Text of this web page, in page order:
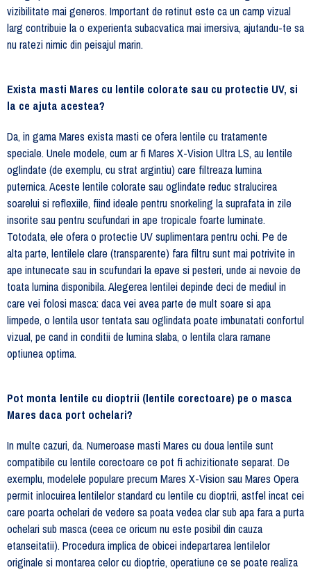
vizibilitate mai generos. Important de retinut este ca un camp vizual
larg contribuie la o experienta subacvatica mai imersiva, ajutandu-te sa
nu ratezi nimic din peisajul marin.
Exista masti Mares cu lentile colorate sau cu protectie UV, si
la ce ajuta acestea?
Da, in gama Mares exista masti ce ofera lentile cu tratamente
speciale. Unele modele, cum ar fi Mares X-Vision Ultra LS, au lentile
oglindate (de exemplu, cu strat argintiu) care filtreaza lumina
puternica. Aceste lentile colorate sau oglindate reduc stralucirea
soarelui si reflexiile, fiind ideale pentru snorkeling la suprafata in zile
insorite sau pentru scufundari in ape tropicale foarte luminate.
Totodata, ele ofera o protectie UV suplimentara pentru ochi. Pe de
alta parte, lentilele clare (transparente) fara filtru sunt mai potrivite in
ape intunecate sau in scufundari la epave si pesteri, unde ai nevoie de
toata lumina disponibila. Alegerea lentilei depinde deci de mediul in
care vei folosi masca: daca vei avea parte de mult soare si apa
limpede, o lentila usor tentata sau oglindata poate imbunatati confortul
vizual, pe cand in conditii de lumina slaba, o lentila clara ramane
optiunea optima.
Pot monta lentile cu dioptrii (lentile corectoare) pe o masca
Mares daca port ochelari?
In multe cazuri, da. Numeroase masti Mares cu doua lentile sunt
compatibile cu lentile corectoare ce pot fi achizitionate separat. De
exemplu, modelele populare precum Mares X-Vision sau Mares Opera
permit inlocuirea lentilelor standard cu lentile cu dioptrii, astfel incat cei
care poarta ochelari de vedere sa poata vedea clar sub apa fara a purta
ochelari sub masca (ceea ce oricum nu este posibil din cauza
etanseitatii). Procedura implica de obicei indepartarea lentilelor
originale si montarea celor cu dioptrie, operatiune ce se poate realiza